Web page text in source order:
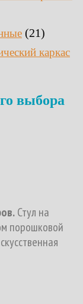
(21)
каркас
выбора
Стул на
порошковой